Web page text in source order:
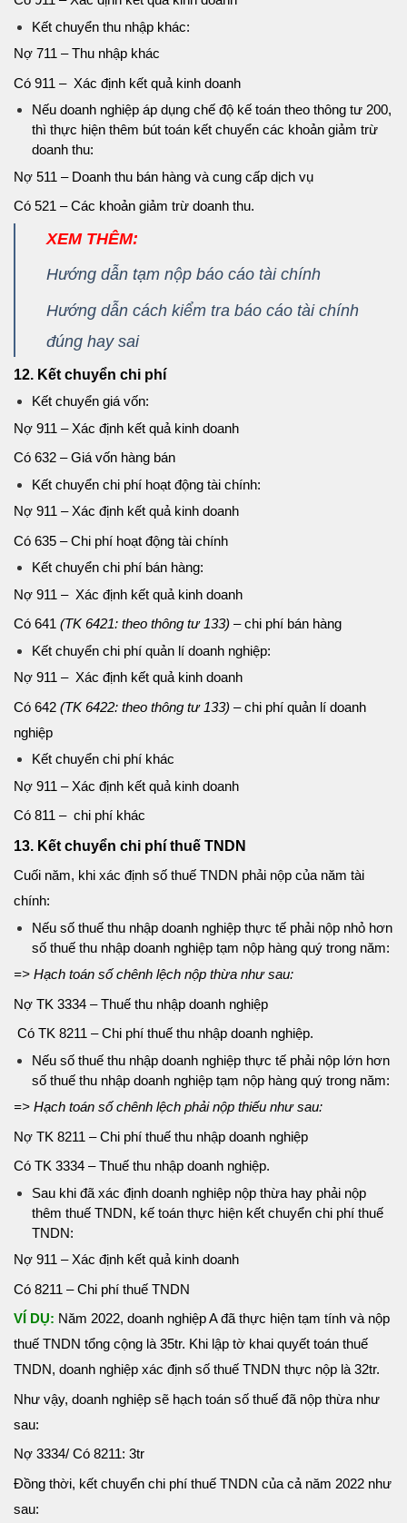
Kết chuyển thu nhập khác:
Nợ 711 – Thu nhập khác
Có 911 – Xác định kết quả kinh doanh
Nếu doanh nghiệp áp dụng chế độ kế toán theo thông tư 200,
thì thực hiện thêm bút toán kết chuyển các khoản giảm trừ
doanh thu:
Nợ 511 – Doanh thu bán hàng và cung cấp dịch vụ
Có 521 – Các khoản giảm trừ doanh thu.
XEM THÊM:
Hướng dẫn tạm nộp báo cáo tài chính
Hướng dẫn cách kiểm tra báo cáo tài chính
đúng hay sai
12. Kết chuyển chi phí
Kết chuyển giá vốn:
Nợ 911 – Xác định kết quả kinh doanh
Có 632 – Giá vốn hàng bán
Kết chuyển chi phí hoạt động tài chính:
Nợ 911 – Xác định kết quả kinh doanh
Có 635 – Chi phí hoạt động tài chính
Kết chuyển chi phí bán hàng:
Nợ 911 – Xác định kết quả kinh doanh
Có 641 (TK 6421: theo thông tư 133) – chi phí bán hàng
Kết chuyển chi phí quản lí doanh nghiệp:
Nợ 911 – Xác định kết quả kinh doanh
Có 642 (TK 6422: theo thông tư 133) – chi phí quản lí doanh
nghiệp
Kết chuyển chi phí khác
Nợ 911 – Xác định kết quả kinh doanh
Có 811 – chi phí khác
13. Kết chuyển chi phí thuế TNDN
Cuối năm, khi xác định số thuế TNDN phải nộp của năm tài
chính:
Nếu số thuế thu nhập doanh nghiệp thực tế phải nộp nhỏ hơn
số thuế thu nhập doanh nghiệp tạm nộp hàng quý trong năm:
=> Hạch toán số chênh lệch nộp thừa như sau:
Nợ TK 3334 – Thuế thu nhập doanh nghiệp
Có TK 8211 – Chi phí thuế thu nhập doanh nghiệp.
Nếu số thuế thu nhập doanh nghiệp thực tế phải nộp lớn hơn
số thuế thu nhập doanh nghiệp tạm nộp hàng quý trong năm:
=> Hạch toán số chênh lệch phải nộp thiếu như sau:
Nợ TK 8211 – Chi phí thuế thu nhập doanh nghiệp
Có TK 3334 – Thuế thu nhập doanh nghiệp.
Sau khi đã xác định doanh nghiệp nộp thừa hay phải nộp
thêm thuế TNDN, kế toán thực hiện kết chuyển chi phí thuế
TNDN:
Nợ 911 – Xác định kết quả kinh doanh
Có 8211 – Chi phí thuế TNDN
VÍ DỤ: Năm 2022, doanh nghiệp A đã thực hiện tạm tính và nộp
thuế TNDN tổng cộng là 35tr. Khi lập tờ khai quyết toán thuế
TNDN, doanh nghiệp xác định số thuế TNDN thực nộp là 32tr.
Như vậy, doanh nghiệp sẽ hạch toán số thuế đã nộp thừa như
sau:
Nợ 3334/ Có 8211: 3tr
Đồng thời, kết chuyển chi phí thuế TNDN của cả năm 2022 như
sau: